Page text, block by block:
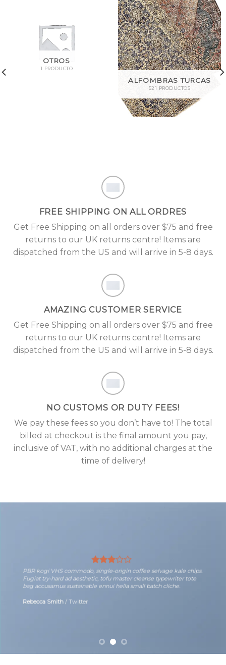
OTROS
1 PRODUCTO
ALFOMBRAS TURCAS
521 PRODUCTOS
FREE SHIPPING ON ALL ORDRES
Get Free Shipping on all orders over $75 and free
returns to our UK returns centre! Items are
dispatched from the US and will arrive in 5-8 days.
AMAZING CUSTOMER SERVICE
Get Free Shipping on all orders over $75 and free
returns to our UK returns centre! Items are
dispatched from the US and will arrive in 5-8 days.
NO CUSTOMS OR DUTY FEES!
We pay these fees so you don’t have to! The total
billed at checkout is the final amount you pay,
inclusive of VAT, with no additional charges at the
time of delivery!
PBR kogi VHS commodo, single-origin coffee selvage kale chips.
Fugiat try-hard ad aesthetic, tofu master cleanse typewriter tote
bag accusamus sustainable ennui hella small batch cliche.
Rebecca Smith / Twitter